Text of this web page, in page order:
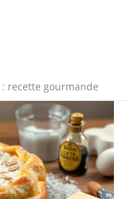
recette gourmande